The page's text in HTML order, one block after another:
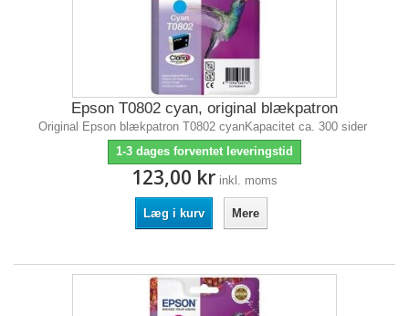
Epson T0802 cyan, original blækpatron
Original Epson blækpatron T0802 cyanKapacitet ca. 300 sider
1-3 dages forventet leveringstid
123,00 kr inkl. moms
Læg i kurv Mere